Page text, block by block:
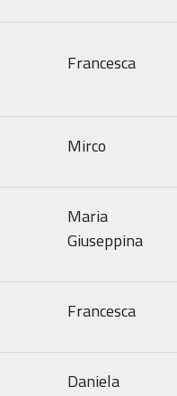
Francesca
Mirco
Maria
Giuseppina
Francesca
Daniela